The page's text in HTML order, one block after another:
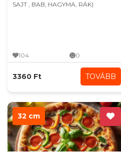
SAJT , BAB, HAGYMA, RÁK)
104 0
3360 Ft TOVÁBB
32 cm